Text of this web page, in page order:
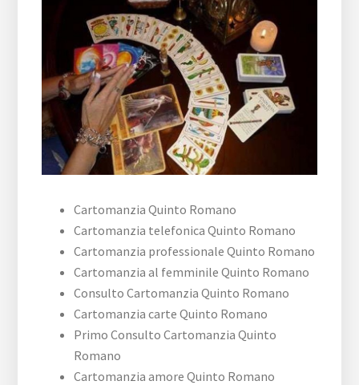
Cartomanzia Quinto Romano
Cartomanzia telefonica Quinto Romano
Cartomanzia professionale Quinto Romano
Cartomanzia al femminile Quinto Romano
Consulto Cartomanzia Quinto Romano
Cartomanzia carte Quinto Romano
Primo Consulto Cartomanzia Quinto
Romano
Cartomanzia amore Quinto Romano